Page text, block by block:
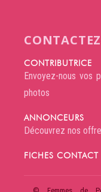
CONTRIBUTRICE
Envoyez-nous vos
photos
ANNONCEURS
Découvrez nos
FICHES CONTACT